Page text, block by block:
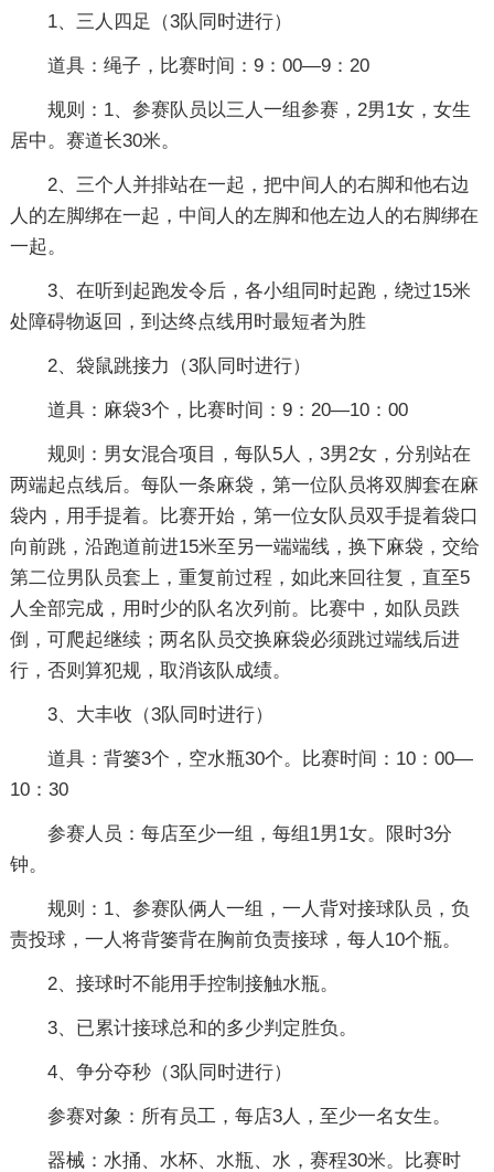
1、三人四足（3队同时进行）
道具：绳子，比赛时间：9：00—9：20
规则：1、参赛队员以三人一组参赛，2男1女，女生
居中。赛道长30米。
2、三个人并排站在一起，把中间人的右脚和他右边
人的左脚绑在一起，中间人的左脚和他左边人的右脚绑在
一起。
3、在听到起跑发令后，各小组同时起跑，绕过15米
处障碍物返回，到达终点线用时最短者为胜
2、袋鼠跳接力（3队同时进行）
道具：麻袋3个，比赛时间：9：20—10：00
规则：男女混合项目，每队5人，3男2女，分别站在
两端起点线后。每队一条麻袋，第一位队员将双脚套在麻
袋内，用手提着。比赛开始，第一位女队员双手提着袋口
向前跳，沿跑道前进15米至另一端端线，换下麻袋，交给
第二位男队员套上，重复前过程，如此来回往复，直至5
人全部完成，用时少的队名次列前。比赛中，如队员跌
倒，可爬起继续；两名队员交换麻袋必须跳过端线后进
行，否则算犯规，取消该队成绩。
3、大丰收（3队同时进行）
道具：背篓3个，空水瓶30个。比赛时间：10：00—
10：30
参赛人员：每店至少一组，每组1男1女。限时3分
钟。
规则：1、参赛队俩人一组，一人背对接球队员，负
责投球，一人将背篓背在胸前负责接球，每人10个瓶。
2、接球时不能用手控制接触水瓶。
3、已累计接球总和的多少判定胜负。
4、争分夺秒（3队同时进行）
参赛对象：所有员工，每店3人，至少一名女生。
器械：水捅、水杯、水瓶、水，赛程30米。比赛时